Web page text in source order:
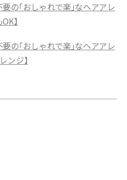
の「おしゃれで楽」なヘアアレ
】
の「おしゃれで楽」なヘアアレ
ンジ】